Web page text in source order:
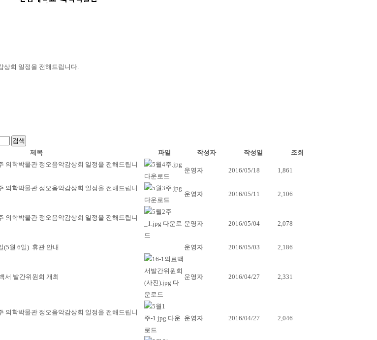
상회 일정을 전해드립니다.
제목 파일 작성자 작성일 조회
의학박물관 정오음악감상회 일정을 전해드립니
운영자 2016/05/18 1,861
의학박물관 정오음악감상회 일정을 전해드립니
운영자 2016/05/11 2,106
의학박물관 정오음악감상회 일정을 전해드립니
운영자 2016/05/04 2,078
(5월 6일) 휴관 안내 운영자 2016/05/03 2,186
서 발간위원회 개최 운영자 2016/04/27 2,331
의학박물관 정오음악감상회 일정을 전해드립니
운영자 2016/04/27 2,046